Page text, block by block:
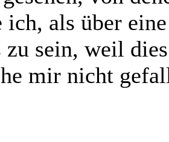
ich, als über
zu sein, weil
mir nicht